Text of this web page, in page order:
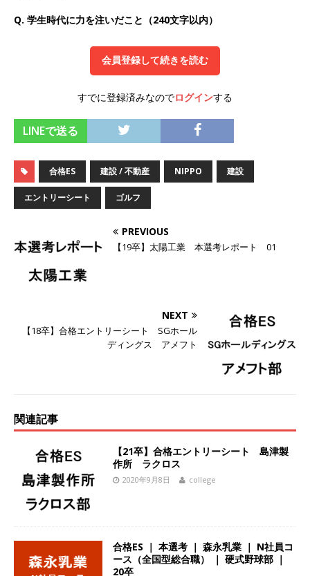
[ 2026年5月14日 ] 【 28卒 ｜ ES自動合格!! 】 文
理不問 ｜ 世界中のシェア約80％・国内シェア
50％以上の製品保有!! ｜ 一眼レフ大手メーカー
全てと取引する国内トップシェアのマグネシウム
均6ヶ月以上 ｜ ミツワ電機工業
用企業
[ 2026年5月14日 ] 【 28卒 ｜ 書類選考自動合
格!! 】 需要が伸び続ける安定したリフォーム業界
の専門商社 ｜ 大手メーカーとも取引多数!! ｜ 30
プと電通グループの傘下 ｜ 初任給40万 ｜ 人よ
り速く、高い成長を求める人には超魅力的な挑戦
環境!! ｜ 日本で初めてインターネット広告事業を
[ 2026年5月14日 ]
【 28卒 ｜ 体験型インターン
シップ 】スタンダード上場 ｜ 業界No.1 企業医
る ｜ 土日祝休み ｜ 年間休日124日 ｜ ギミック
体育会積極採用企業
Q. 学生時代に力を注いだこと（240文字以内）
会員登録して続きを読む
すでに登録済みなのでログインする
LINEで送る
合格ES 建設 / 不動産 NIPPO 建設
エントリーシート ゴルフ
PREVIOUS
【19卒】太陽工業 本選考レポート 01
NEXT
【18卒】合格エントリーシート SGホール
ディングス アメフト
関連記事
【21卒】合格エントリーシート 島津製
作所 ラクロス
2020年9月8日 college
合格ES ｜ 本選考 ｜ 森永乳業 ｜ N社員コ
ース（全国型総合職） ｜ 硬式野球部 ｜
20卒